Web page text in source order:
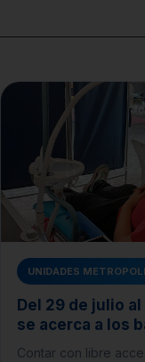
UNIDADES
Del 29 de julio
se acerca a los
Contar con libre